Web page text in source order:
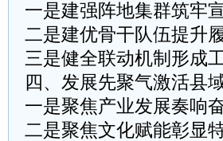
一是建强阵地集群筑牢
二是建优骨干队伍提升
三是健全联动机制形成
四、发展先聚气激活县
一是聚焦产业发展奏响
二是聚焦文化赋能彰显